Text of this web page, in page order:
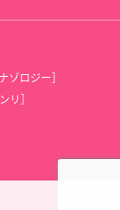
ゾロジー］
リ］